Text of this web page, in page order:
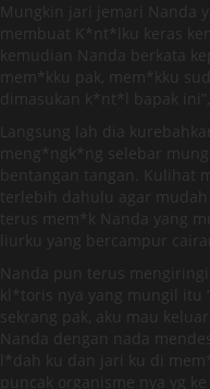
Mungkin jari jemari Nanda
membuat K*nt*lku keras
kemudian Nanda berkata
mem*kku pak, mem*kku
dimasukan k*nt*l bapak ini”,
Langsung lah dia
meng*ngk*ng selebar
bentangan tangan. Kulihat
terlebih dahulu agar
terus mem*k Nanda yang
liurku yang bercampur
Nanda pun terus
kl*toris nya yang mungil itu
sekrang pak, aku mau
Nanda dengan nada
l*dah ku dan jari ku di
puncak organisme nya yg ke